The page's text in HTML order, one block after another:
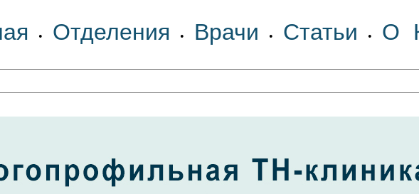
• Отделения • Врачи • Статьи • О